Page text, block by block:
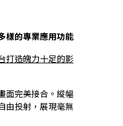
樣的專業應用功能
打造魄力十足的影
面完美接合。縱幅
由投射，展現毫無